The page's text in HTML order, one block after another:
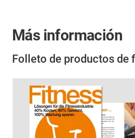
Más información
Folleto de productos de